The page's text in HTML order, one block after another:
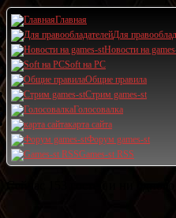
Главная
Для
Новости на
Soft на PC
Общие правила
Стрим games-st
Голосовалка
карта сайта
Форум games-st
Games-st RSS
Сейчас 153 гостей и ни